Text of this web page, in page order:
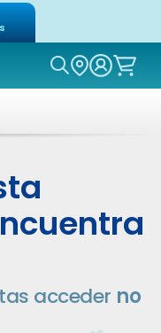
Icon of
acceder no